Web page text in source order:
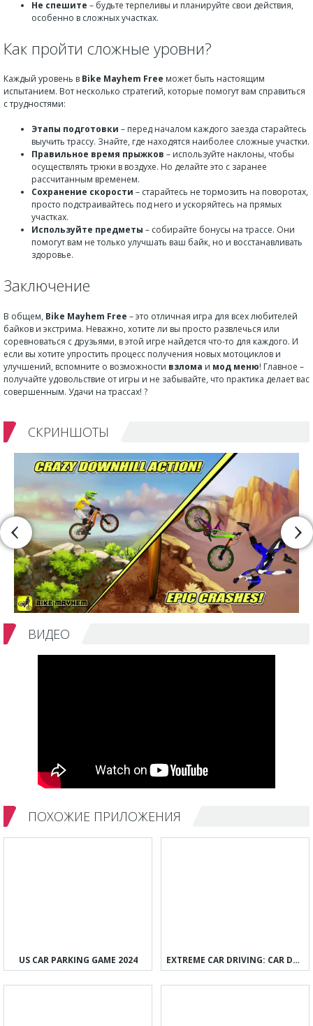
Не спешите – будьте терпеливы и планируйте свои действия,
особенно в сложных участках.
Как пройти сложные уровни?
Каждый уровень в Bike Mayhem Free может быть настоящим
испытанием. Вот несколько стратегий, которые помогут вам справиться
с трудностями:
Этапы подготовки – перед началом каждого заезда старайтесь
выучить трассу. Знайте, где находятся наиболее сложные участки.
Правильное время прыжков – используйте наклоны, чтобы
осуществлять трюки в воздухе. Но делайте это с заранее
рассчитанным временем.
Сохранение скорости – старайтесь не тормозить на поворотах,
просто подстраивайтесь под него и ускоряйтесь на прямых
участках.
Используйте предметы – собирайте бонусы на трассе. Они
помогут вам не только улучшать ваш байк, но и восстанавливать
здоровье.
Заключение
В общем, Bike Mayhem Free – это отличная игра для всех любителей
байков и экстрима. Неважно, хотите ли вы просто развлечься или
соревноваться с друзьями, в этой игре найдется что-то для каждого. И
если вы хотите упростить процесс получения новых мотоциклов и
улучшений, вспомните о возможности взлома и мод меню! Главное –
получайте удовольствие от игры и не забывайте, что практика делает вас
совершенным. Удачи на трассах! ?
СКРИНШОТЫ
ВИДЕО
ПОХОЖИЕ ПРИЛОЖЕНИЯ
US CAR PARKING GAME 2024 EXTREME CAR DRIVING: CAR DRIFT